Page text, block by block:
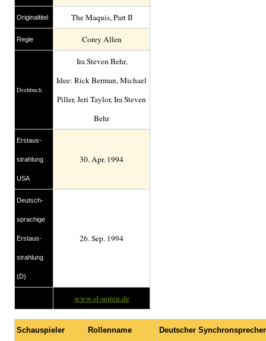
Original­titel The Maquis, Part II
Regie Corey Allen
Drehbuch
Ira Steven Behr,
Idee: Rick Berman, Michael
Piller, Jeri Taylor, Ira Steven
Behr
Erstaus­
strahlung
USA
30. Apr. 1994
Deutsch­
sprachige
Erstaus­
strahlung
(D)
26. Sep. 1994
www.sf-serien.de
Schauspieler Rollenname Deutscher Synchronsprecher